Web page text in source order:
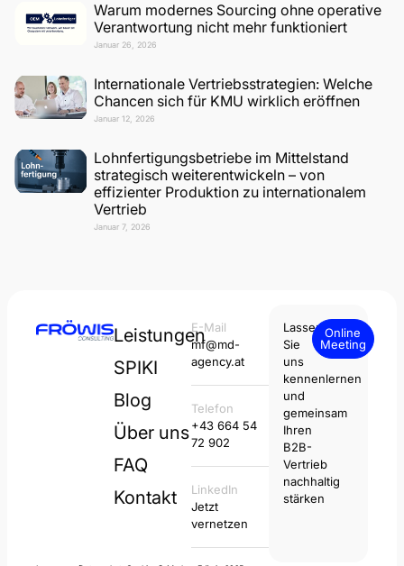
Warum modernes Sourcing ohne operative
Verantwortung nicht mehr funktioniert
Januar 26, 2026
Internationale Vertriebsstrategien: Welche
Chancen sich für KMU wirklich eröffnen
Januar 12, 2026
Lohnfertigungsbetriebe im Mittelstand
strategisch weiterentwickeln – von
effizienter Produktion zu internationalem
Vertrieb
Januar 7, 2026
Leistungen
SPIKI
Blog
Über uns
FAQ
Kontakt
E-Mail
mf@md-
agency.at
Telefon
+43 664 54
72 902
LinkedIn
Jetzt
vernetzen
Lassen
Sie
uns
kennenlernen
und
gemeinsam
Ihren
B2B-
Vertrieb
nachhaltig
stärken
Online
Meeting